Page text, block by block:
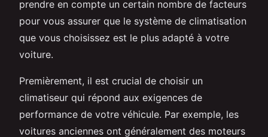
prendre en compte un certain nombre de facteurs
pour vous assurer que le système de climatisation
que vous choisissez est le plus adapté à votre
voiture.
Premièrement, il est crucial de choisir un
climatiseur qui répond aux exigences de
performance de votre véhicule. Par exemple, les
voitures anciennes ont généralement des moteurs